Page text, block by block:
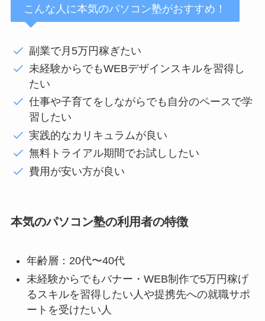
こんな人に本気のパソコン塾がおすすめ！
副業で月5万円稼ぎたい
未経験からでもWEBデザインスキルを習得し
たい
仕事や子育てをしながらでも自分のペースで学
習したい
実践的なカリキュラムが良い
無料トライアル期間でお試ししたい
費用が安い方が良い
本気のパソコン塾の利用者の特徴
年齢層：20代〜40代
未経験からでもバナー・WEB制作で5万円稼げ
るスキルを習得したい人や提携先への就職サポ
ートを受けたい人